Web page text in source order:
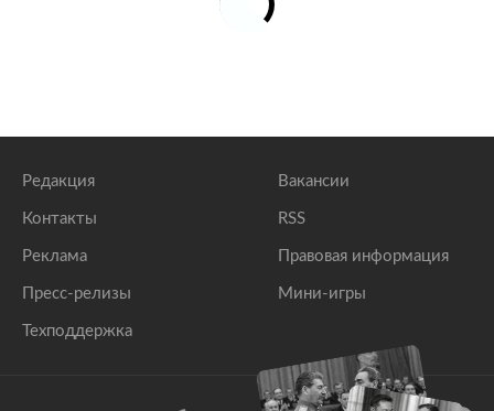
Редакция
Контакты
Реклама
Пресс-релизы
Техподдержка
Вакансии
RSS
Правовая информация
Мини-игры